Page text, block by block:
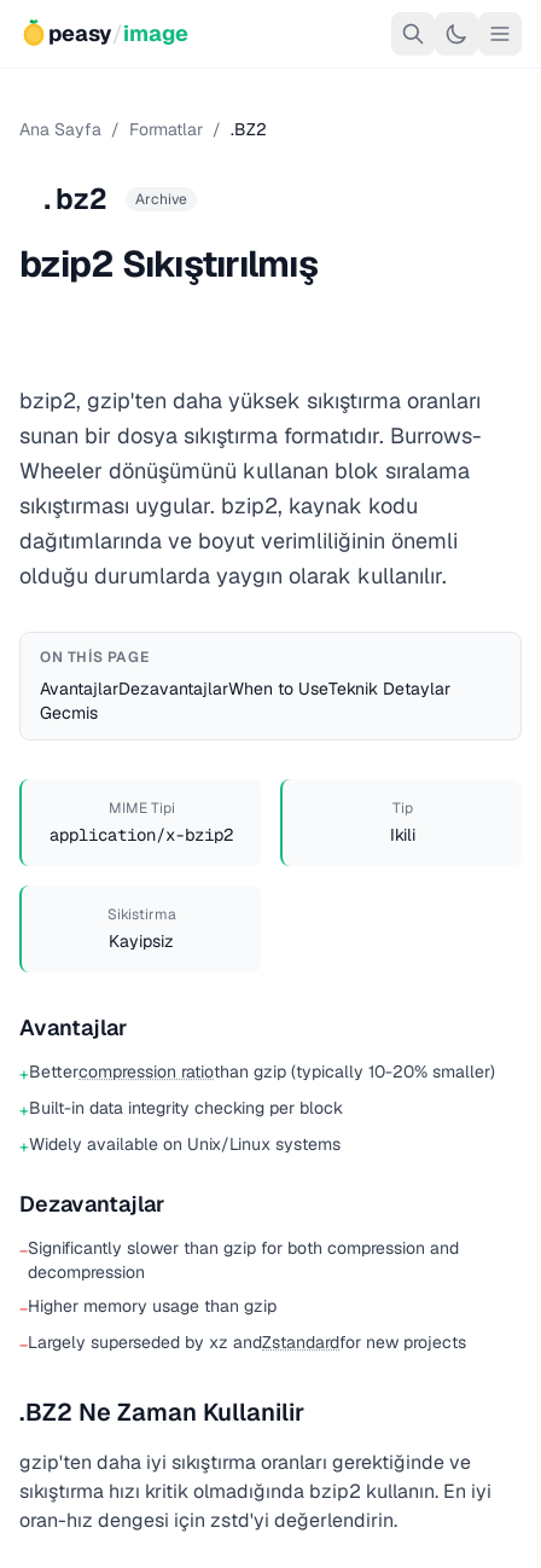
peasy/image
Ana Sayfa / Formatlar / .BZ2
.bz2 Archive
bzip2 Sıkıştırılmış
bzip2, gzip'ten daha yüksek sıkıştırma oranları
sunan bir dosya sıkıştırma formatıdır. Burrows-
Wheeler dönüşümünü kullanan blok sıralama
sıkıştırması uygular. bzip2, kaynak kodu
dağıtımlarında ve boyut verimliliğinin önemli
olduğu durumlarda yaygın olarak kullanılır.
ON THIS PAGE
AvantajlarDezavantajlarWhen to UseTeknik Detaylar
Gecmis
MIME Tipi
application/x-bzip2
Tip
Ikili
Sikistirma
Kayipsiz
Avantajlar
+Bettercompression ratiothan gzip (typically 10-20% smaller)
+Built-in data integrity checking per block
+Widely available on Unix/Linux systems
Dezavantajlar
−Significantly slower than gzip for both compression and
decompression
−Higher memory usage than gzip
−Largely superseded by xz andZstandardfor new projects
.BZ2 Ne Zaman Kullanilir
gzip'ten daha iyi sıkıştırma oranları gerektiğinde ve
sıkıştırma hızı kritik olmadığında bzip2 kullanın. En iyi
oran-hız dengesi için zstd'yi değerlendirin.